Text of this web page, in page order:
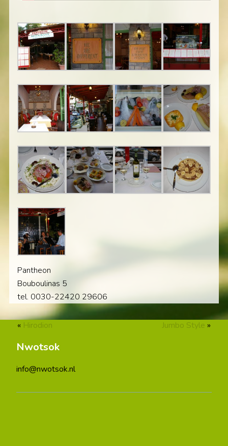
Pantheon
Bouboulinas 5
tel. 0030-22420 29606
« Hirodion Jumbo Style »
Nwotsok
info@nwotsok.nl